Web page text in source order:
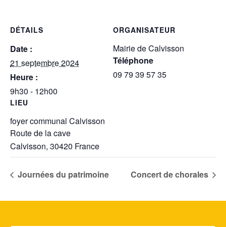
DÉTAILS
Date :
21 septembre 2024
Heure :
9h30 - 12h00
LIEU
foyer communal Calvisson
Route de la cave
Calvisson, 30420 France
ORGANISATEUR
Mairie de Calvisson
Téléphone
09 79 39 57 35
Journées du patrimoine Concert de chorales